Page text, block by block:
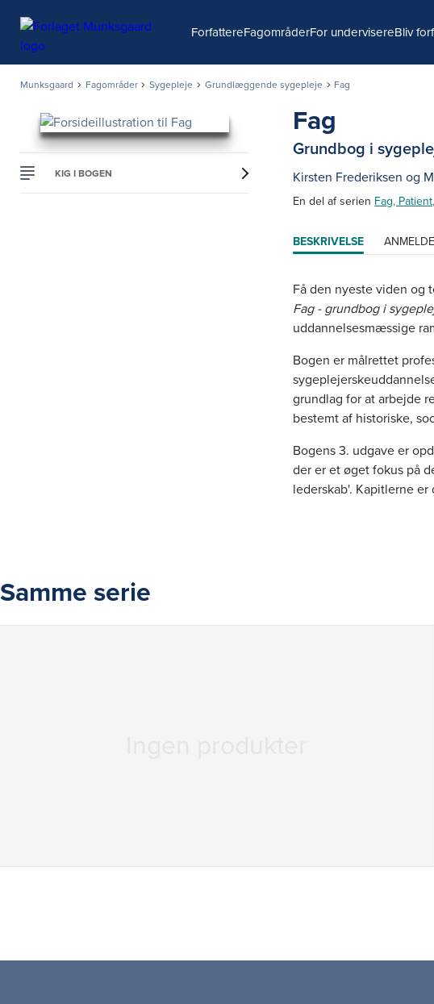
ForfattereFagområderFor undervisereBliv
Munksgaard Fagområder Sygepleje Grundlæggende sygepleje Fag
KIG I BOGEN
Fag
Grundbog i
Kirsten Frederiksen og
En del af serien Fag,
BESKRIVELSE
Få den nyeste viden og
Fag - grundbog i
uddannelsesmæssige
Bogen er målrettet
grundlag for at arbejde
bestemt af historiske,
Bogens 3. udgave er
der er et øget fokus på
lederskab'. Kapitlerne
Samme serie